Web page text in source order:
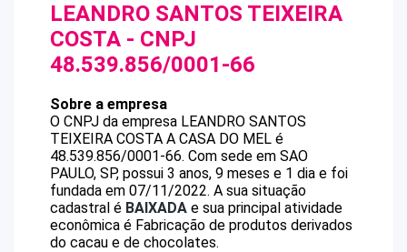
LEANDRO SANTOS TEIXEIRA
COSTA - CNPJ
48.539.856/0001-66
Sobre a empresa
O CNPJ da empresa LEANDRO SANTOS
TEIXEIRA COSTA A CASA DO MEL é
48.539.856/0001-66. Com sede em SAO
PAULO, SP, possui 3 anos, 9 meses e 1 dia e foi
fundada em 07/11/2022. A sua situação
cadastral é BAIXADA e sua principal atividade
econômica é Fabricação de produtos derivados
do cacau e de chocolates.